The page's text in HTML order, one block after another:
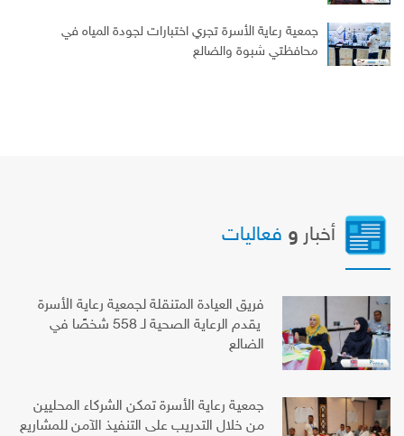
جمعية رعاية الأسرة تجري اختبارات لجودة المياه في
محافظتي شبوة والضالع
أخبار و فعاليات
فريق العيادة المتنقلة لجمعية رعاية الأسرة
يقدم الرعاية الصحية لـ 558 شخصًا في
الضالع
جمعية رعاية الأسرة تمكن الشركاء المحليين
من خلال التدريب على التنفيذ الآمن للمشاريع